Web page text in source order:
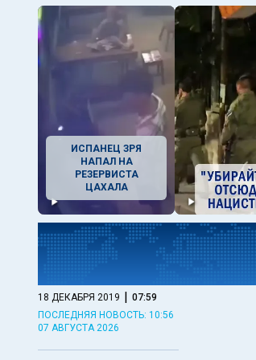
ИСПАНЕЦ ЗРЯ
НАПАЛ НА
РЕЗЕРВИСТА
ЦАХАЛА
18 ДЕКАБРЯ 2019 | 07:59
ПОСЛЕДНЯЯ НОВОСТЬ: 10:56
07 АВГУСТА 2026